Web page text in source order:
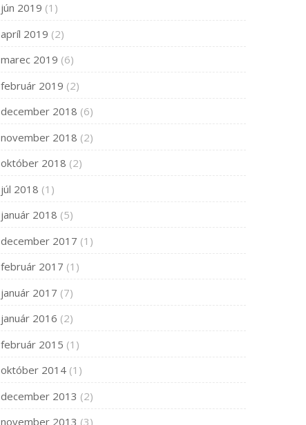
jún 2019 (1)
apríl 2019 (2)
marec 2019 (6)
február 2019 (2)
december 2018 (6)
november 2018 (2)
október 2018 (2)
júl 2018 (1)
január 2018 (5)
december 2017 (1)
február 2017 (1)
január 2017 (7)
január 2016 (2)
február 2015 (1)
október 2014 (1)
december 2013 (2)
november 2013 (3)